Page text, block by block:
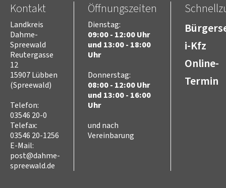
Freizeit
Kultur
Tourismus
Sport
Bevöl­ke­rungs­schutz
Selbst­hilfe
Brand- und Kata­s­tro­­phen­­
schutz­­zen­trum
Kreis­aus­­bil­­dung
Kontakt
Landkreis
Dahme-
Spreewald
Reutergasse
12
15907 Lübben
(Spreewald)
Telefon:
03546 20-0
Telefax:
03546 20-1256
E-Mail:
post@dahme-
spreewald.de
Öffnungszeiten
Dienstag:
09:00 - 12:00 Uhr
und 13:00 - 18:00
Uhr
Donnerstag:
08:00 - 12:00 Uhr
und 13:00 - 16:00
Uhr
und nach
Vereinbarung
i-Kfz
Online-
Termin